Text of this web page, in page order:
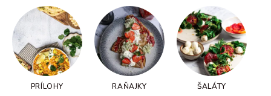
PRÍLOHY RAŇAJKY ŠALÁTY